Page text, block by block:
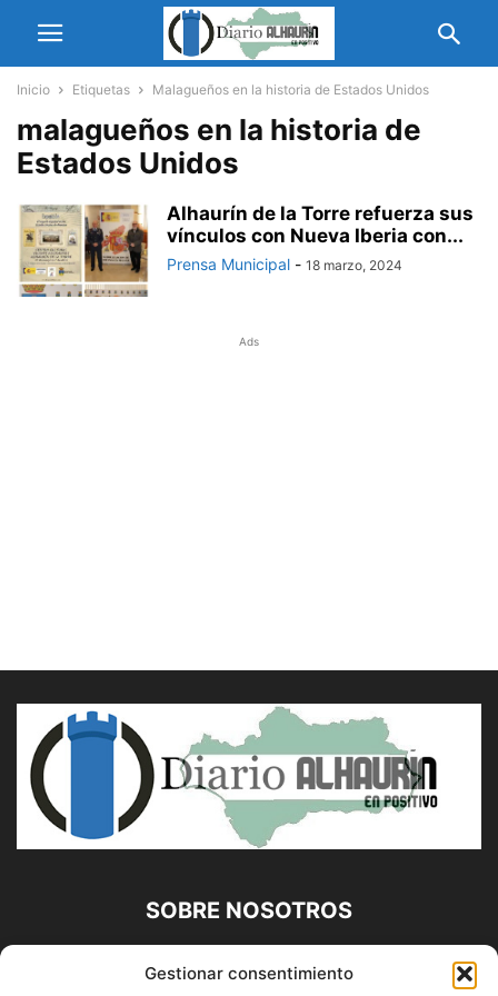
Gestionar consentimiento
Inicio Etiquetas Malagueños en la historia de Estados Unidos
malagueños en la historia de
Estados Unidos
Alhaurín de la Torre refuerza sus
vínculos con Nueva Iberia con...
Prensa Municipal - 18 marzo, 2024
Ads
SOBRE NOSOTROS
Diario Alhaurín (www.alhaurindelatorre.com) Propiedad de
Francisco E. López López | 639 95 71 95 | Noticias de